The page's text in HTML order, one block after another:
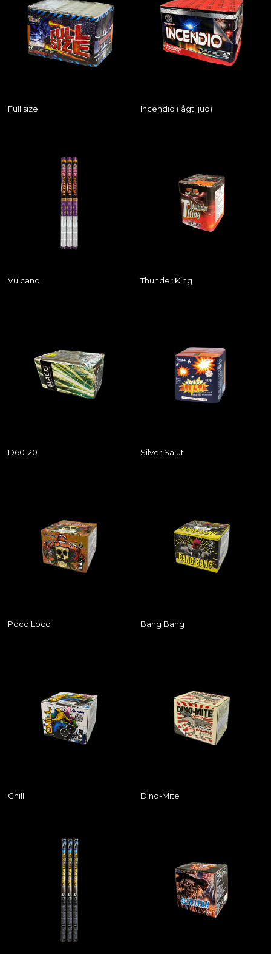
Full size Incendio (lågt ljud)
Vulcano Thunder King
D60-20 Silver Salut
Poco Loco Bang Bang
Chill Dino-Mite